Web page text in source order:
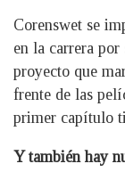
Corenswet se
en la carrera
proyecto que
frente de las
primer capítulo
Y también hay